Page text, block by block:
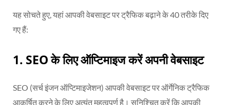
यह सोचते हुए, यहां आपकी वेबसाइट पर ट्रैफिक बढ़ाने के 40 तरीके दिए
गए हैं:
1. SEO के लिए ऑप्टिमाइज करें अपनी वेबसाइट
SEO (सर्च इंजन ऑप्टिमाइजेशन) आपकी वेबसाइट पर ऑर्गेनिक ट्रैफिक
आकर्षित करने के लिए अत्यंत महत्वपूर्ण है। सुनिश्चित करें कि आपकी